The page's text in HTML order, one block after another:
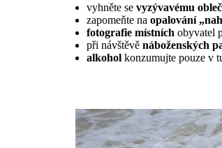
vyhněte se vyzývavému
zapomeňte na opalování
fotografie místních obyvatel
při návštěvě náboženských
alkohol konzumujte pouze v